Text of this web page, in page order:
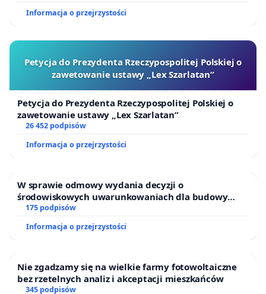
Informacja o przejrzystości
Petycja do Prezydenta Rzeczypospolitej Polskiej o
zawetowanie ustawy „Lex Szarlatan”
Petycja do Prezydenta Rzeczypospolitej Polskiej o
zawetowanie ustawy „Lex Szarlatan”
26 452 podpisów
Informacja o przejrzystości
W sprawie odmowy wydania decyzji o
środowiskowych uwarunkowaniach dla budowy
zakładu wytwarzania biometanu „Krynki” w
Ostrowiu Południowym oraz ochrony mieszkańców i
Puszczy Knyszyńskiej
175 podpisów
Informacja o przejrzystości
Nie zgadzamy się na wielkie farmy fotowoltaiczne
bez rzetelnych analiz i akceptacji mieszkańców
345 podpisów